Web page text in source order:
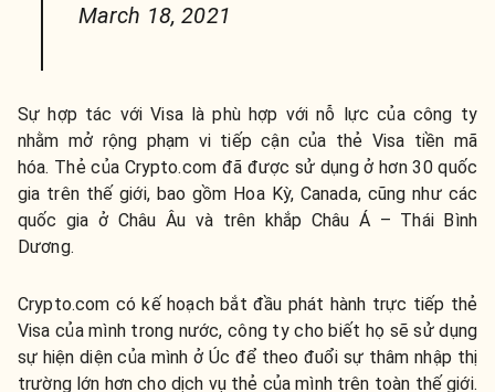
March 18, 2021
Sự hợp tác với Visa là phù hợp với nỗ lực của công ty
nhằm mở rộng phạm vi tiếp cận của thẻ Visa tiền mã
hóa. Thẻ của Crypto.com đã được sử dụng ở hơn 30 quốc
gia trên thế giới, bao gồm Hoa Kỳ, Canada, cũng như các
quốc gia ở Châu Âu và trên khắp Châu Á – Thái Bình
Dương.
Crypto.com có ​​kế hoạch bắt đầu phát hành trực tiếp thẻ
Visa của mình trong nước, công ty cho biết họ sẽ sử dụng
sự hiện diện của mình ở Úc để theo đuổi sự thâm nhập thị
trường lớn hơn cho dịch vụ thẻ của mình trên toàn thế giới.